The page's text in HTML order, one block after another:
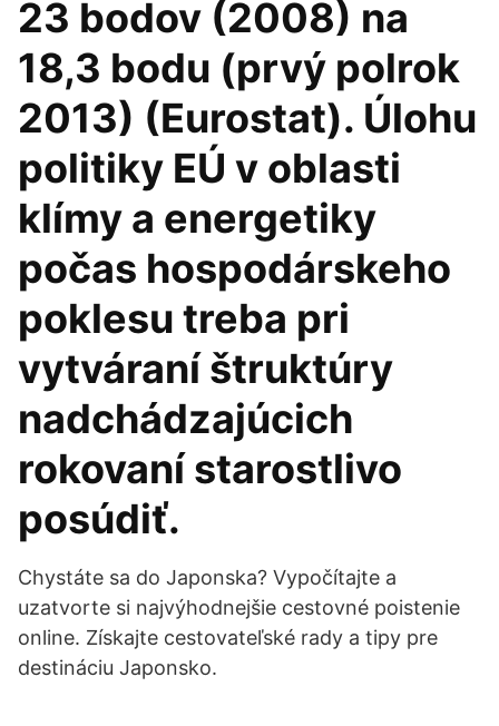
23 bodov (2008) na
18,3 bodu (prvý polrok
2013) (Eurostat). Úlohu
politiky EÚ v oblasti
klímy a energetiky
počas hospodárskeho
poklesu treba pri
vytváraní štruktúry
nadchádzajúcich
rokovaní starostlivo
posúdiť.
Chystáte sa do Japonska? Vypočítajte a
uzatvorte si najvýhodnejšie cestovné poistenie
online. Získajte cestovateľské rady a tipy pre
destináciu Japonsko.